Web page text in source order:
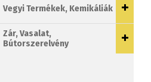
Vegyi Termékek, Kemikáliák
Zár, Vasalat,
Bútorszerelvény